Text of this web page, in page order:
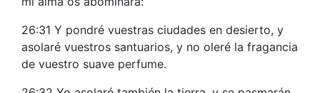
26:31 Y pondré vuestras ciudades en desierto, y
asolaré vuestros santuarios, y no oleré la fragancia
de vuestro suave perfume.